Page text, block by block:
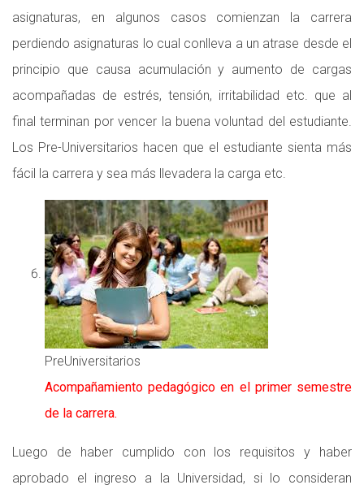
asignaturas, en algunos casos comienzan la carrera
perdiendo asignaturas lo cual conlleva a un atrase desde el
principio que causa acumulación y aumento de cargas
acompañadas de estrés, tensión, irritabilidad etc. que al
final terminan por vencer la buena voluntad del estudiante.
Los Pre-Universitarios hacen que el estudiante sienta más
fácil la carrera y sea más llevadera la carga etc.
PreUniversitarios
Acompañamiento pedagógico en el primer semestre
de la carrera.
Luego de haber cumplido con los requisitos y haber
aprobado el ingreso a la Universidad, si lo consideran